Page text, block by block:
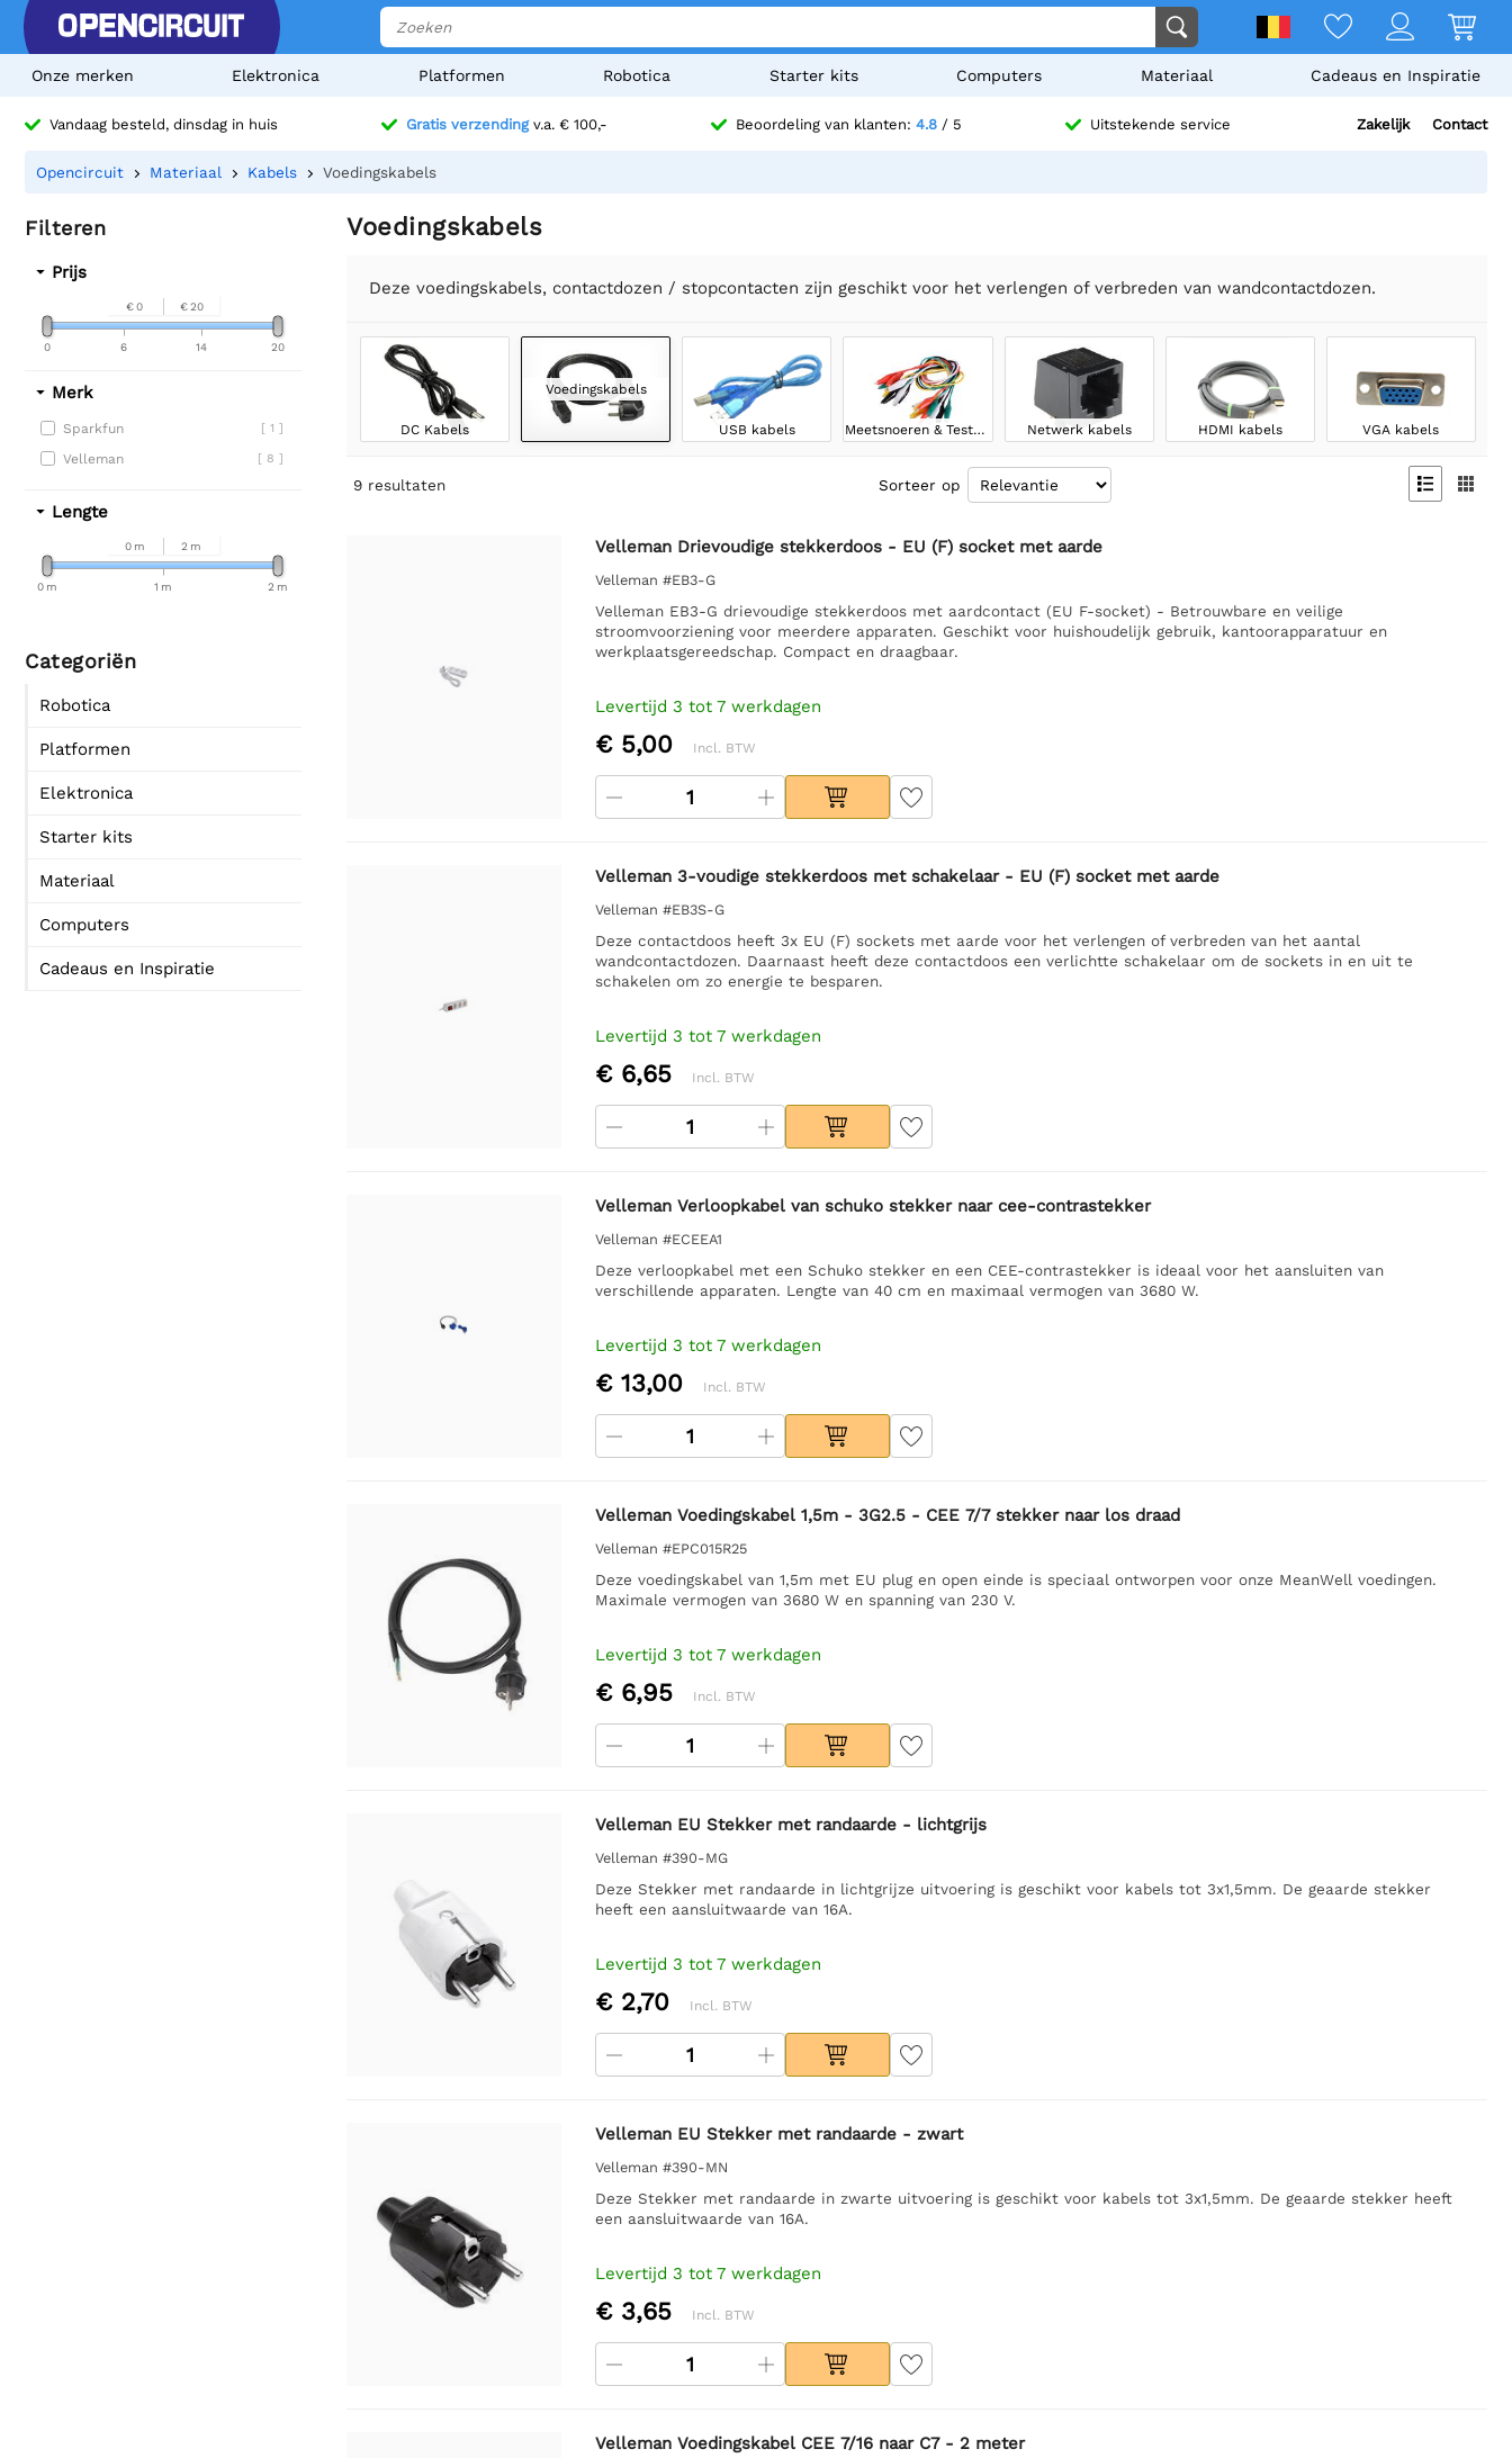
Onze merken Elektronica Platformen Robotica Starter kits Computers Materiaal Cadeaus en Inspiratie
Vandaag besteld, dinsdag in huis Gratis verzendingv.a. € 100,- Beoordeling van klanten: 4.8 / 5 Uitstekende service Zakelijk Contact
Opencircuit Materiaal Kabels Voedingskabels
Filteren
Prijs
€ 0 € 20
0 20
6 14
Merk
Sparkfun [ 1 ]
Velleman [ 8 ]
Lengte
0 m 2 m
0 m 2 m
1 m
Categoriën
Robotica
Platformen
Elektronica
Starter kits
Materiaal
Computers
Cadeaus en Inspiratie
Voedingskabels
Deze voedingskabels, contactdozen / stopcontacten zijn geschikt voor het verlengen of verbreden van wandcontactdozen.
DC Kabels
Voedingskabels
USB kabels Meetsnoeren & Testkabels Netwerk kabels HDMI kabels VGA kabels
9 resultaten Sorteer op  
Velleman Drievoudige stekkerdoos - EU (F) socket met aarde
Velleman #EB3-G
Velleman EB3-G drievoudige stekkerdoos met aardcontact (EU F-socket) - Betrouwbare en veilige
stroomvoorziening voor meerdere apparaten. Geschikt voor huishoudelijk gebruik, kantoorapparatuur en
werkplaatsgereedschap. Compact en draagbaar.
Levertijd 3 tot 7 werkdagen
€ 5,00 Incl. BTW
Velleman 3-voudige stekkerdoos met schakelaar - EU (F) socket met aarde
Velleman #EB3S-G
Deze contactdoos heeft 3x EU (F) sockets met aarde voor het verlengen of verbreden van het aantal
wandcontactdozen. Daarnaast heeft deze contactdoos een verlichtte schakelaar om de sockets in en uit te
schakelen om zo energie te besparen.
Levertijd 3 tot 7 werkdagen
€ 6,65 Incl. BTW
Velleman Verloopkabel van schuko stekker naar cee-contrastekker
Velleman #ECEEA1
Deze verloopkabel met een Schuko stekker en een CEE-contrastekker is ideaal voor het aansluiten van
verschillende apparaten. Lengte van 40 cm en maximaal vermogen van 3680 W.
Levertijd 3 tot 7 werkdagen
€ 13,00 Incl. BTW
Velleman Voedingskabel 1,5m - 3G2.5 - CEE 7/7 stekker naar los draad
Velleman #EPC015R25
Deze voedingskabel van 1,5m met EU plug en open einde is speciaal ontworpen voor onze MeanWell voedingen.
Maximale vermogen van 3680 W en spanning van 230 V.
Levertijd 3 tot 7 werkdagen
€ 6,95 Incl. BTW
Velleman EU Stekker met randaarde - lichtgrijs
Velleman #390-MG
Deze Stekker met randaarde in lichtgrijze uitvoering is geschikt voor kabels tot 3x1,5mm. De geaarde stekker
heeft een aansluitwaarde van 16A.
Levertijd 3 tot 7 werkdagen
€ 2,70 Incl. BTW
Velleman EU Stekker met randaarde - zwart
Velleman #390-MN
Deze Stekker met randaarde in zwarte uitvoering is geschikt voor kabels tot 3x1,5mm. De geaarde stekker heeft
een aansluitwaarde van 16A.
Levertijd 3 tot 7 werkdagen
€ 3,65 Incl. BTW
Velleman Voedingskabel CEE 7/16 naar C7 - 2 meter